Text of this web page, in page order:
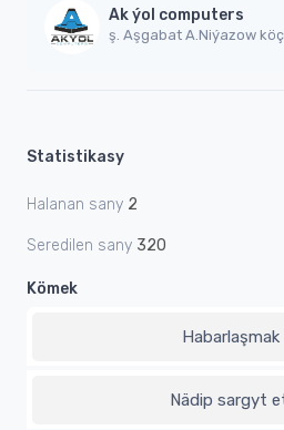
Ak ýol computers
ş. Aşgabat A.Niýazow
Statistikasy
Halanan sany 2
Seredilen sany 320
Kömek
Habarlaşmak
Nädip sargyt